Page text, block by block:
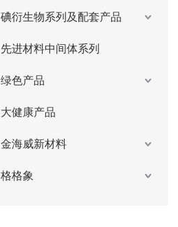
碘衍生物系列及配套产品
先进材料中间体系列
绿色产品
大健康产品
金海威新材料
格格象